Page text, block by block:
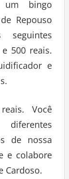
um bingo
Repouso
seguintes
500 reais.
e
Você
de nossa
e colabore
Cardoso.